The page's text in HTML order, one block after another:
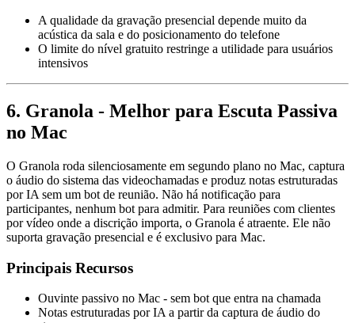
A qualidade da gravação presencial depende muito da
acústica da sala e do posicionamento do telefone
O limite do nível gratuito restringe a utilidade para usuários
intensivos
6. Granola - Melhor para Escuta Passiva
no Mac
O Granola roda silenciosamente em segundo plano no Mac, captura
o áudio do sistema das videochamadas e produz notas estruturadas
por IA sem um bot de reunião. Não há notificação para
participantes, nenhum bot para admitir. Para reuniões com clientes
por vídeo onde a discrição importa, o Granola é atraente. Ele não
suporta gravação presencial e é exclusivo para Mac.
Principais Recursos
Ouvinte passivo no Mac - sem bot que entra na chamada
Notas estruturadas por IA a partir da captura de áudio do